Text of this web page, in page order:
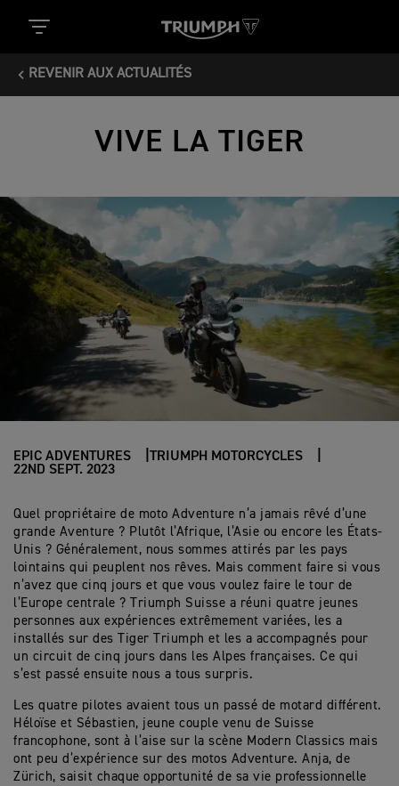
REVENIR AUX ACTUALITÉS
VIVE LA TIGER
EPIC ADVENTURES
TRIUMPH MOTORCYCLES
22ND SEPT. 2023
Quel propriétaire de moto Adventure n’a jamais rêvé d’une
grande Aventure ? Plutôt l’Afrique, l’Asie ou encore les États-
Unis ? Généralement, nous sommes attirés par les pays
lointains qui peuplent nos rêves. Mais comment faire si vous
n’avez que cinq jours et que vous voulez faire le tour de
l’Europe centrale ? Triumph Suisse a réuni quatre jeunes
personnes aux expériences extrêmement variées, les a
installés sur des Tiger Triumph et les a accompagnés pour
un circuit de cinq jours dans les Alpes françaises. Ce qui
s’est passé ensuite nous a tous surpris.
Les quatre pilotes avaient tous un passé de motard différent.
Héloïse et Sébastien, jeune couple venu de Suisse
francophone, sont à l’aise sur la scène Modern Classics mais
ont peu d’expérience sur des motos Adventure. Anja, de
Zürich, saisit chaque opportunité de sa vie professionnelle